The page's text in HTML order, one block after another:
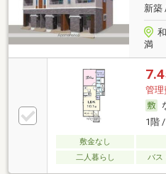
新築
満
管理
1階
敷金なし
二人暮らし
バス